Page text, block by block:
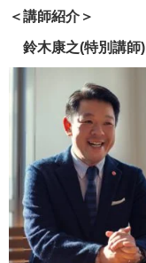
＜講師紹介＞
鈴木康之(特別講師)